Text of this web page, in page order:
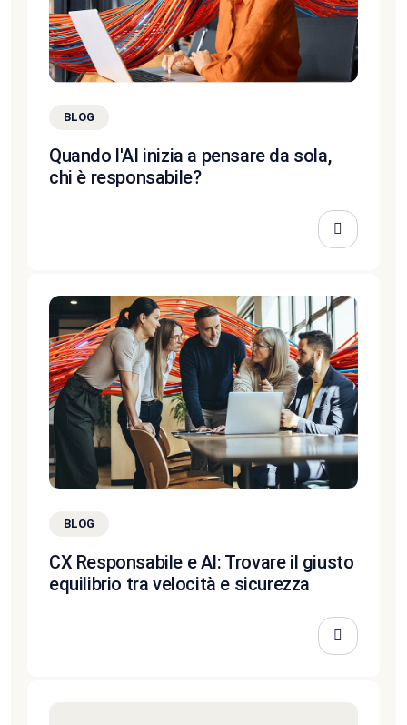
BLOG
Quando l'AI inizia a pensare da sola,
chi è responsabile?
BLOG
CX Responsabile e AI: Trovare il giusto
equilibrio tra velocità e sicurezza